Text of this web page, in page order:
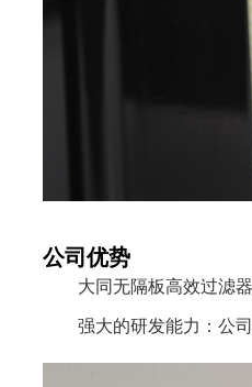
公司优势
大同无隔板高效过滤
强大的研发能力：公